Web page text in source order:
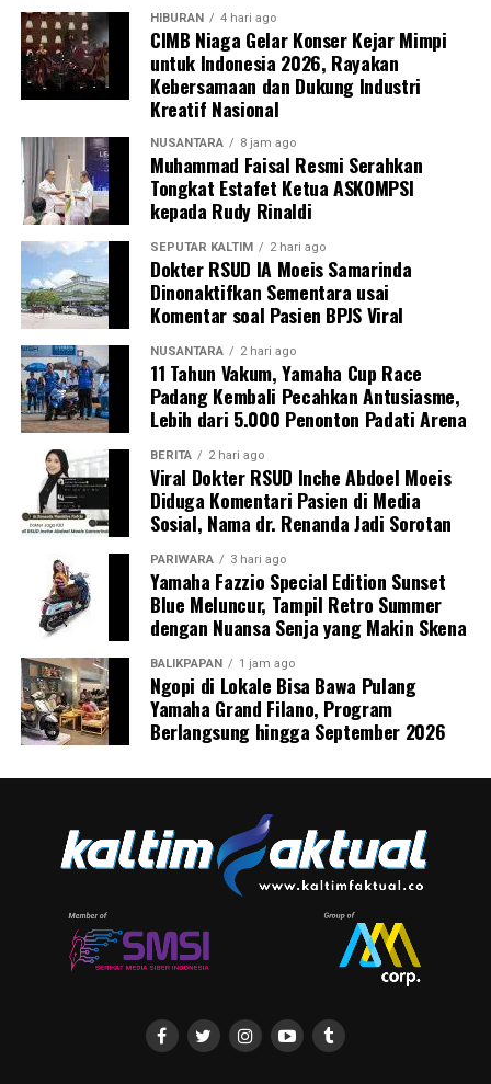
HIBURAN 4 hari ago
CIMB Niaga Gelar Konser Kejar Mimpi
untuk Indonesia 2026, Rayakan
Kebersamaan dan Dukung Industri
Kreatif Nasional
NUSANTARA 8 jam ago
Muhammad Faisal Resmi Serahkan
Tongkat Estafet Ketua ASKOMPSI
kepada Rudy Rinaldi
SEPUTAR KALTIM 2 hari ago
Dokter RSUD IA Moeis Samarinda
Dinonaktifkan Sementara usai
Komentar soal Pasien BPJS Viral
NUSANTARA 2 hari ago
11 Tahun Vakum, Yamaha Cup Race
Padang Kembali Pecahkan Antusiasme,
Lebih dari 5.000 Penonton Padati Arena
BERITA 2 hari ago
Viral Dokter RSUD Inche Abdoel Moeis
Diduga Komentari Pasien di Media
Sosial, Nama dr. Renanda Jadi Sorotan
PARIWARA 3 hari ago
Yamaha Fazzio Special Edition Sunset
Blue Meluncur, Tampil Retro Summer
dengan Nuansa Senja yang Makin Skena
BALIKPAPAN 1 jam ago
Ngopi di Lokale Bisa Bawa Pulang
Yamaha Grand Filano, Program
Berlangsung hingga September 2026